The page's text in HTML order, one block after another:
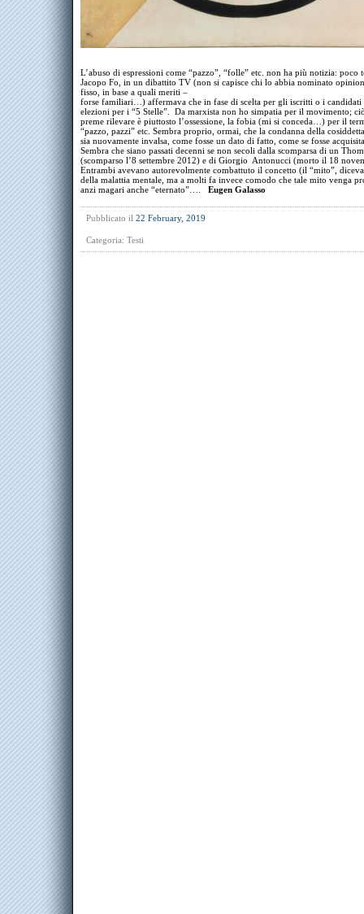
L’abuso di espressioni come “pazzo”, “folle” etc. non ha più notizia: poco
Jacopo Fo, in un dibattito TV (non si capisce chi lo abbia nominato
fisso, in base a quali meriti –
forse familiari…) affermava che in fase di scelta per gli iscritti o i candidati
elezioni per i “5 Stelle”. Da marxista non ho simpatia per il movimento;
preme rilevare è piuttosto l’ossessione, la fobia (mi si conceda…) per il
“pazzo, pazzi” etc. Sembra proprio, ormai, che la condanna della
sia nuovamente invalsa, come fosse un dato di fatto, come se fosse
Sembra che siano passati decenni se non secoli dalla scomparsa di un
(scomparso l’8 settembre 2012) e di Giorgio Antonucci (morto il 18
Entrambi avevano autorevolmente combattuto il concetto (il “mito”, diceva
della malattia mentale, ma a molti fa invece comodo che tale mito venga
anzi magari anche “eternato”…. Eugen Galasso
Pubblicato il 22 February, 2019
Categoria: Testi